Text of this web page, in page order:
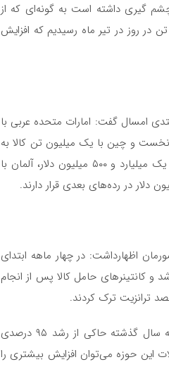
گیری داشته است به گونه‌ای که از
تن در بندر امام (ره) در سه ماهه اول سال به روزی ۶۲ هزار تن در روز در تیر ماه رسیدیم که افزایش
امسال گفت: امارات متحده عربی با
دلار به ایران در جایگاه نخست و چین با یک میلیون تن کالا به
ارزش ۳ میلیارد و یکصد میلیون دلار، ترکیه با یک میلیون و ۳۰۰ هزار تن به ارزش یک میلیارد و ۵۰۰ میلیون دلار، آلمان با
اظهارداشت: در چهار ماهه ابتدای
وارد شد و کانتینرهای حامل کالا پس از انجام
ترانزیت ترک کردند.
وی افزود: مقایسه میزان ترانزیت کالا در چهار ماهه نخست امسال با مدت مشابه سال گذشته حاکی از رشد ۹۵ درصدی
حوزه می‌توان افزایش بیشتری را